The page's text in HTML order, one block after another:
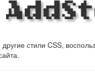
стили CSS,